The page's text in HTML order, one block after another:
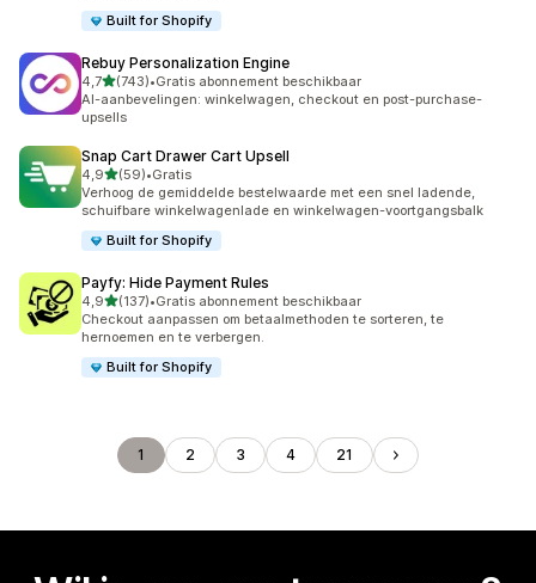
Built for Shopify
Rebuy Personalization Engine
4,7van 5 sterren
(743)
743 recensies in totaal
•Gratis abonnement beschikbaar
AI-aanbevelingen: winkelwagen, checkout en post-purchase-
upsells
Snap Cart Drawer Cart Upsell
4,9van 5 sterren
(59)
59 recensies in totaal
•Gratis
Verhoog de gemiddelde bestelwaarde met een snel ladende,
schuifbare winkelwagenlade en winkelwagen-voortgangsbalk
Built for Shopify
Payfy: Hide Payment Rules
4,9van 5 sterren
(137)
137 recensies in totaal
•Gratis abonnement beschikbaar
Checkout aanpassen om betaalmethoden te sorteren, te
hernoemen en te verbergen.
Built for Shopify
1 2 3 4 21